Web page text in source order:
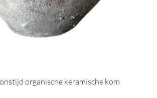
organische keramische kom